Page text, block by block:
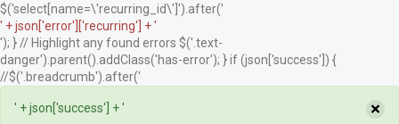
$('select[name=\'recurring_id\']').after('
' + json['error']['recurring'] + '
'); } // Highlight any found errors $('.text-
danger').parent().addClass('has-error'); } if (json['success']) {
//$('.breadcrumb').after('
' + json['success'] + ' ×